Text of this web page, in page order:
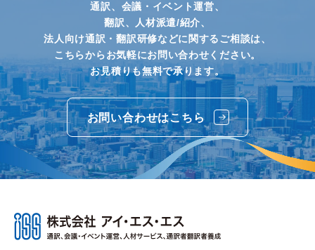
通訳、会議・イベント運営、
翻訳、人材派遣/紹介、
法人向け通訳・翻訳研修などに関するご相談は、
こちらからお気軽にお問い合わせください。
お見積りも無料で承ります。
お問い合わせはこちら